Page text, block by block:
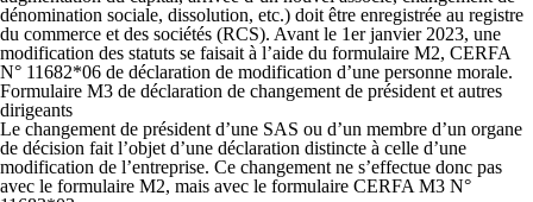
dénomination sociale, dissolution, etc.) doit être enregistrée au registre
du commerce et des sociétés (RCS). Avant le 1er janvier 2023, une
modification des statuts se faisait à l’aide du formulaire M2, CERFA
N° 11682*06 de déclaration de modification d’une personne morale.
Formulaire M3 de déclaration de changement de président et autres
dirigeants
Le changement de président d’une SAS ou d’un membre d’un organe
de décision fait l’objet d’une déclaration distincte à celle d’une
modification de l’entreprise. Ce changement ne s’effectue donc pas
avec le formulaire M2, mais avec le formulaire CERFA M3 N°